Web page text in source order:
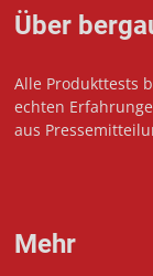
Über
Alle Produkttests
echten
aus
Mehr